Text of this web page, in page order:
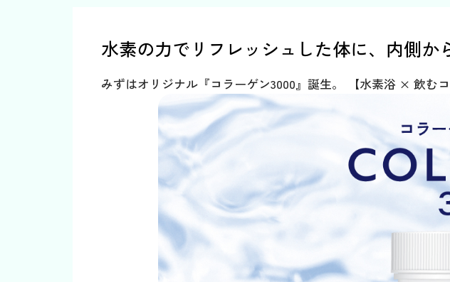
水素の力でリフレッシュした体に、内側か
みずはオリジナル『コラーゲン3000』誕生。 【水素浴 × 飲む